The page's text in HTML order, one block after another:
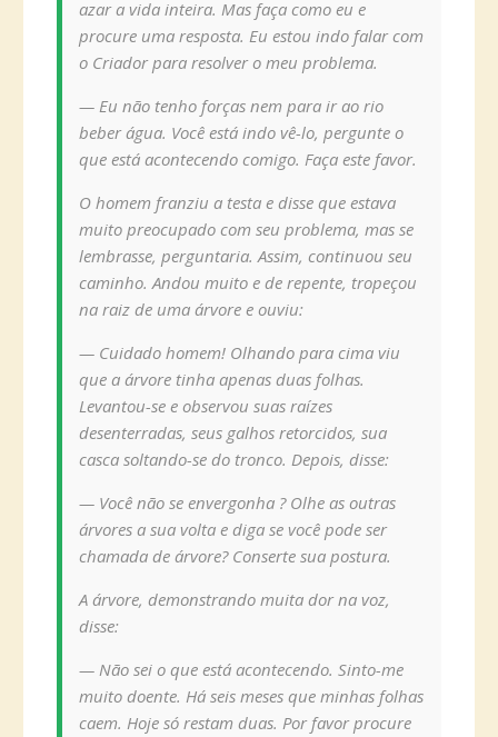
azar a vida inteira. Mas faça como eu e
procure uma resposta. Eu estou indo falar com
o Criador para resolver o meu problema.
— Eu não tenho forças nem para ir ao rio
beber água. Você está indo vê-lo, pergunte o
que está acontecendo comigo. Faça este favor.
O homem franziu a testa e disse que estava
muito preocupado com seu problema, mas se
lembrasse, perguntaria. Assim, continuou seu
caminho. Andou muito e de repente, tropeçou
na raiz de uma árvore e ouviu:
— Cuidado homem! Olhando para cima viu
que a árvore tinha apenas duas folhas.
Levantou-se e observou suas raízes
desenterradas, seus galhos retorcidos, sua
casca soltando-se do tronco. Depois, disse:
— Você não se envergonha ? Olhe as outras
árvores a sua volta e diga se você pode ser
chamada de árvore? Conserte sua postura.
A árvore, demonstrando muita dor na voz,
disse:
— Não sei o que está acontecendo. Sinto-me
muito doente. Há seis meses que minhas folhas
caem. Hoje só restam duas. Por favor procure